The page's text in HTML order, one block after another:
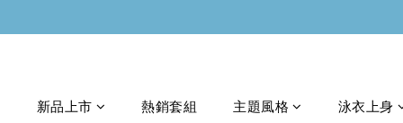
新品上市 熱銷套組 主題風格 泳衣上身